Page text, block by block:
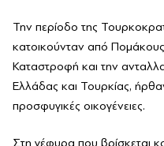
Την περίοδο της
κατοικούνταν από
Καταστροφή και την
Ελλάδας και Τουρκίας,
προσφυγικές οικογένειες.
Στη γέφυρα που βρίσκεται